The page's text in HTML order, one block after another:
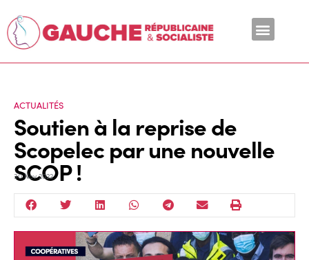
ACTUALITÉS
Soutien à la reprise de
Scopelec par une nouvelle
SCOP !
30 Nov 2022